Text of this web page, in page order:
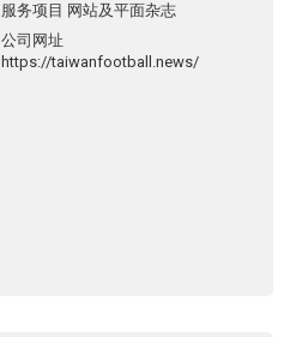
服务项目 网站及平面杂志
公司网址
https://taiwanfootball.news/